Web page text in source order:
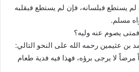
لم يستطع فبلسانه، فإن لم يستطع فبقلبه
مسلم.
يصوم عنه وليه؟
عثيمين رحمه الله على النحو التالي:
مرضاً لا يرجى برؤه، فهذا فيه فدية طعام